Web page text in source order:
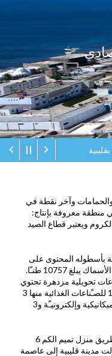
وآخر نقطة في
عن تونس 106 كم. وهي منطقة معروفة بإنتاج:
ويعتبر قطاع الصيد
بأسطوله المحتوى على
159 مركبا للصيد البحري وبإنتاج سنوي من الأسماك يبلغ 10757 طنـّا.
تحويلية مزدهرة تحتوي
على 31 وحدة منها 16 للملابس الجاهزة و10 للصـّناعات الغذائية منها 3
وحدات لتصبير السـّمك الأزرق. و2 وحدات ميكانيكية وإلكترونيـّة و3
تمسح المنطقة الصـّناعية 8 هكتارات على طريق منزل تميم الكم 6
وتحوّلت مدينة قليبية إلى عاصمة